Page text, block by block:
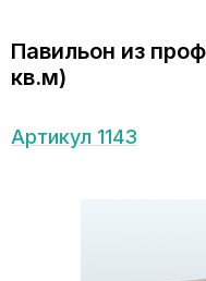
Павильон из
кв.м)
Артикул 1143